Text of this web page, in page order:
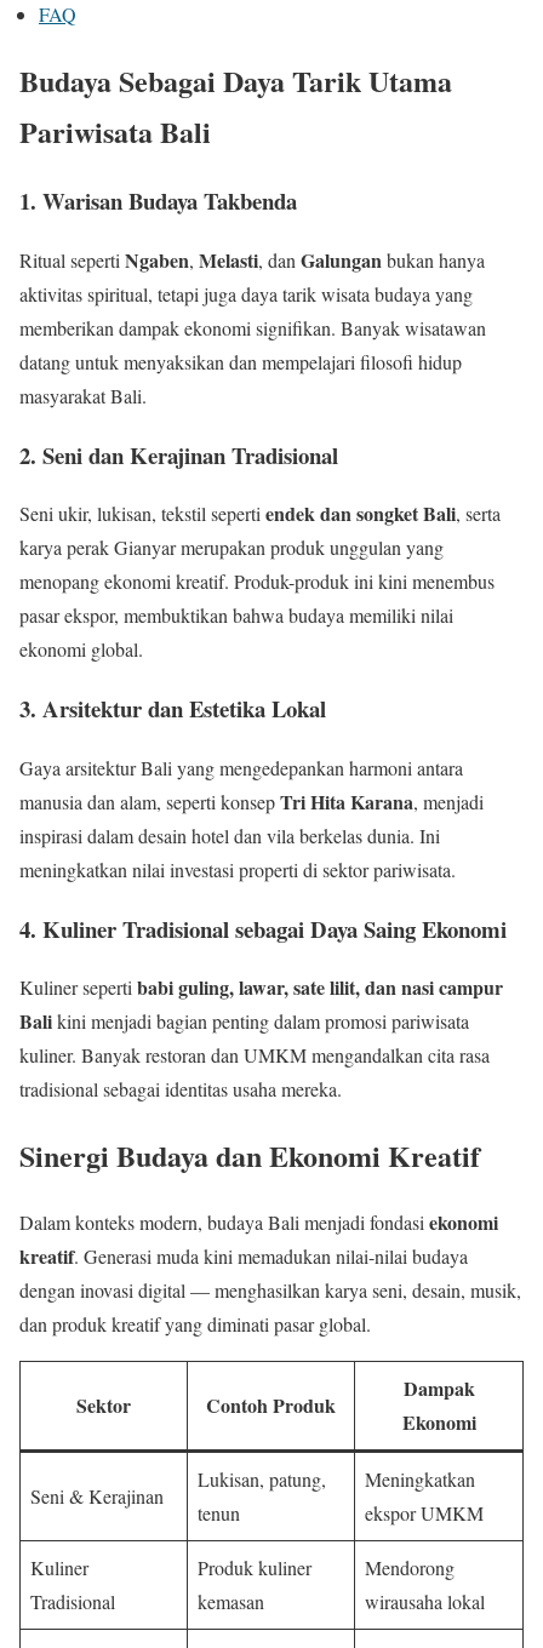
FAQ
Budaya Sebagai Daya Tarik Utama
Pariwisata Bali
1. Warisan Budaya Takbenda
Ritual seperti Ngaben, Melasti, dan Galunganbukan hanya
aktivitas spiritual, tetapi juga daya tarik wisata budaya yang
memberikan dampak ekonomi signifikan. Banyak wisatawan
datang untuk menyaksikan dan mempelajari filosofi hidup
masyarakat Bali.
2. Seni dan Kerajinan Tradisional
Seni ukir, lukisan, tekstil sepertiendek dan songket Bali, serta
karya perak Gianyar merupakan produk unggulan yang
menopang ekonomi kreatif. Produk-produk ini kini menembus
pasar ekspor, membuktikan bahwa budaya memiliki nilai
ekonomi global.
3. Arsitektur dan Estetika Lokal
Gaya arsitektur Bali yang mengedepankan harmoni antara
manusia dan alam, seperti konsepTri Hita Karana, menjadi
inspirasi dalam desain hotel dan vila berkelas dunia. Ini
meningkatkan nilai investasi properti di sektor pariwisata.
4. Kuliner Tradisional sebagai Daya Saing Ekonomi
Kuliner sepertibabi guling, lawar, sate lilit, dan nasi campur
Balikini menjadi bagian penting dalam promosi pariwisata
kuliner. Banyak restoran dan UMKM mengandalkan cita rasa
tradisional sebagai identitas usaha mereka.
Sinergi Budaya dan Ekonomi Kreatif
Dalam konteks modern, budaya Bali menjadi fondasi ekonomi
kreatif. Generasi muda kini memadukan nilai-nilai budaya
dengan inovasi digital — menghasilkan karya seni, desain, musik,
dan produk kreatif yang diminati pasar global.
Sektor Contoh Produk
Dampak
Ekonomi
Seni & Kerajinan
Lukisan, patung,
tenun
Meningkatkan
ekspor UMKM
Kuliner
Tradisional
Produk kuliner
kemasan
Mendorong
wirausaha lokal